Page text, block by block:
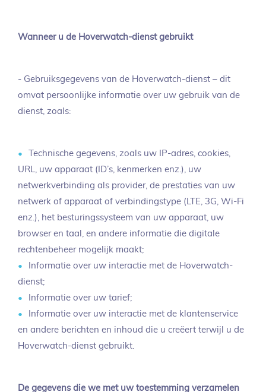
Wanneer u de Hoverwatch-dienst gebruikt
- Gebruiksgegevens van de Hoverwatch-dienst – dit
omvat persoonlijke informatie over uw gebruik van de
dienst, zoals:
Technische gegevens, zoals uw IP-adres, cookies,
URL, uw apparaat (ID’s, kenmerken enz.), uw
netwerkverbinding als provider, de prestaties van uw
netwerk of apparaat of verbindingstype (LTE, 3G, Wi-Fi
enz.), het besturingssysteem van uw apparaat, uw
browser en taal, en andere informatie die digitale
rechtenbeheer mogelijk maakt;
Informatie over uw interactie met de Hoverwatch-
dienst;
Informatie over uw tarief;
Informatie over uw interactie met de klantenservice
en andere berichten en inhoud die u creëert terwijl u de
Hoverwatch-dienst gebruikt.
De gegevens die we met uw toestemming verzamelen